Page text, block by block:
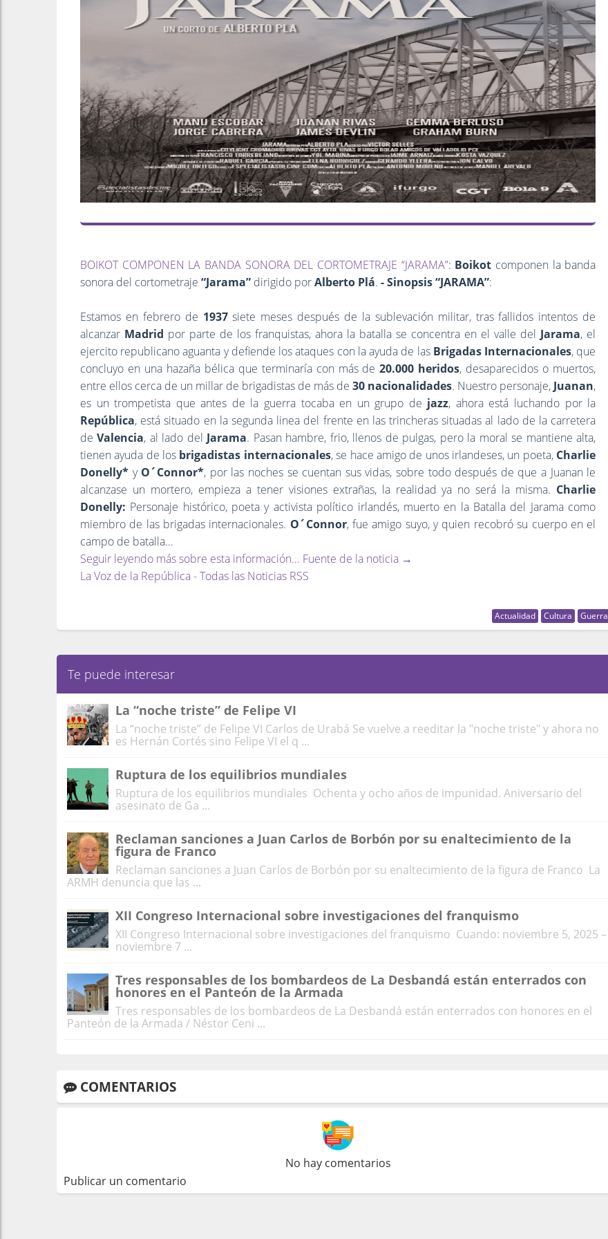
BOIKOT COMPONEN LA BANDA SONORA DEL CORTOMETRAJE “JARAMA”: Boikot componen la banda
sonora del cortometraje “Jarama” dirigido porAlberto Plá. - Sinopsis “JARAMA”:
Estamos en febrero de 1937siete meses después de la sublevación militar, tras fallidos intentos de
alcanzar Madrid por parte de los franquistas, ahora la batalla se concentra en el valle del Jarama, el
ejercito republicano aguanta y defiende los ataques con la ayuda de las Brigadas Internacionales, que
concluyo en una hazaña bélica que terminaría con más de20.000 heridos, desaparecidos o muertos,
entre ellos cerca de un millar de brigadistas de más de30 nacionalidades. Nuestro personaje, Juanan,
es un trompetista que antes de la guerra tocaba en un grupo de jazz, ahora está luchando por la
República, está situado en la segunda linea del frente en las trincheras situadas al lado de la carretera
deValencia, al lado del Jarama. Pasan hambre, frio, llenos de pulgas, pero la moral se mantiene alta,
tienen ayuda de los brigadistas internacionales, se hace amigo de unos irlandeses, un poeta, Charlie
Donelly* y O´Connor*, por las noches se cuentan sus vidas, sobre todo después de que a Juanan le
alcanzase un mortero, empieza a tener visiones extrañas, la realidad ya no será la misma. Charlie
Donelly: Personaje histórico, poeta y activista político irlandés, muerto en la Batalla del Jarama como
miembro de las brigadas internacionales. O´Connor, fue amigo suyo, y quien recobró su cuerpo en el
campo de batalla...
Seguir leyendo más sobre esta información... Fuente de la noticia →
La Voz de la República - Todas las Noticias RSS
Actualidad Cultura Guerra
Te puede interesar
La “noche triste” de Felipe VI
La “noche triste” de Felipe VI Carlos de Urabá Se vuelve a reeditar la "noche triste" y ahora no
es Hernán Cortés sino Felipe VI el q ...
Ruptura de los equilibrios mundiales
Ruptura de los equilibrios mundiales Ochenta y ocho años de impunidad. Aniversario del
asesinato de Ga ...
Reclaman sanciones a Juan Carlos de Borbón por su enaltecimiento de la
figura de Franco
Reclaman sanciones a Juan Carlos de Borbón por su enaltecimiento de la figura de Franco La
ARMH denuncia que las ...
XII Congreso Internacional sobre investigaciones del franquismo
XII Congreso Internacional sobre investigaciones del franquismo Cuando: noviembre 5, 2025 –
noviembre 7 ...
Tres responsables de los bombardeos de La Desbandá están enterrados con
honores en el Panteón de la Armada
Tres responsables de los bombardeos de La Desbandá están enterrados con honores en el
Panteón de la Armada / Néstor Ceni ...
COMENTARIOS
No hay comentarios
Publicar un comentario